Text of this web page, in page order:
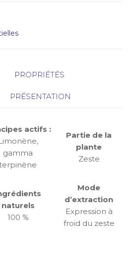
PROPRIÉTÉS
PRÉSENTATION
actifs :
gamma
Partie de la
plante
Zeste
naturels
100 %
Mode
d’extraction
Expression à
froid du zeste